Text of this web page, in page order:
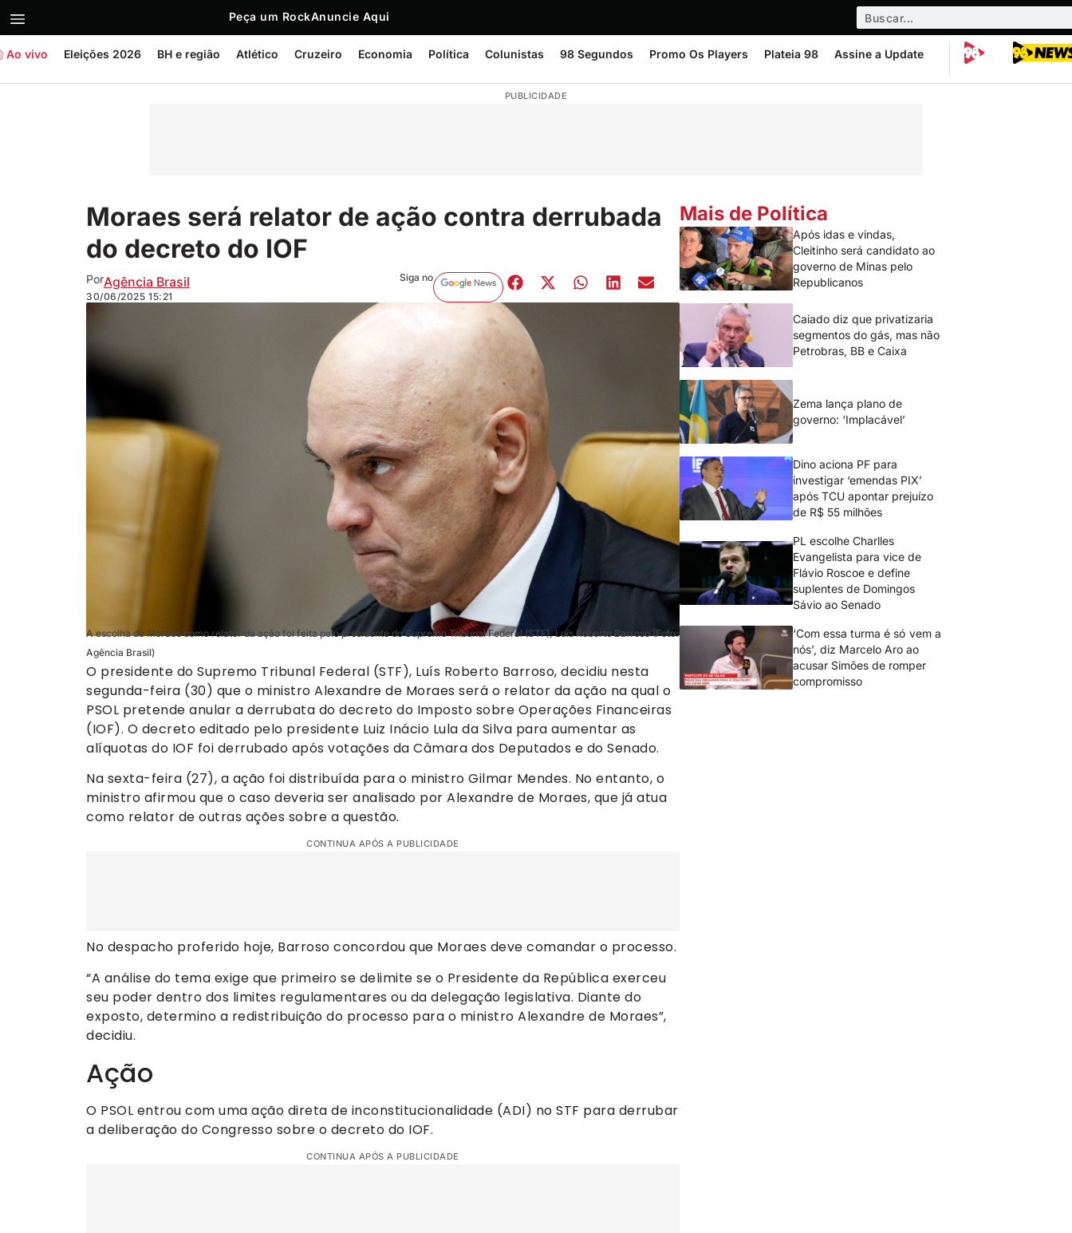
Peça um RockAnuncie Aqui
Ao vivo Eleições 2026 BH e região Atlético Cruzeiro Economia Política Colunistas 98 Segundos Promo Os Players Plateia 98 Assine a Update
PUBLICIDADE
Moraes será relator de ação contra derrubada
do decreto do IOF
PorAgência Brasil
30/06/2025 15:21
Siga no
A escolha de Moraes como relator da ação foi feita pelo presidente do Supremo Tribunal Federal (STF), Luís Roberto Barroso (Foto:
Agência Brasil)
O presidente do Supremo Tribunal Federal (STF), Luís Roberto Barroso, decidiu nesta
segunda-feira (30) que o ministro Alexandre de Moraes será o relator da ação na qual o
PSOL pretende anular a derrubata do decreto do Imposto sobre Operações Financeiras
(IOF). O decreto editado pelo presidente Luiz Inácio Lula da Silva para aumentar as
alíquotas do IOF foi derrubado após votações da Câmara dos Deputados e do Senado.
Na sexta-feira (27), a ação foi distribuída para o ministro Gilmar Mendes. No entanto, o
ministro afirmou que o caso deveria ser analisado por Alexandre de Moraes, que já atua
como relator de outras ações sobre a questão.
CONTINUA APÓS A PUBLICIDADE
No despacho proferido hoje, Barroso concordou que Moraes deve comandar o processo.
“A análise do tema exige que primeiro se delimite se o Presidente da República exerceu
seu poder dentro dos limites regulamentares ou da delegação legislativa. Diante do
exposto, determino a redistribuição do processo para o ministro Alexandre de Moraes”,
decidiu.
Ação
O PSOL entrou com uma ação direta de inconstitucionalidade (ADI) no STF para derrubar
a deliberação do Congresso sobre o decreto do IOF.
CONTINUA APÓS A PUBLICIDADE
Mais de Política
Após idas e vindas,
Cleitinho será candidato ao
governo de Minas pelo
Republicanos
Caiado diz que privatizaria
segmentos do gás, mas não
Petrobras, BB e Caixa
Zema lança plano de
governo: ‘Implacável’
Dino aciona PF para
investigar ‘emendas PIX’
após TCU apontar prejuízo
de R$ 55 milhões
PL escolhe Charlles
Evangelista para vice de
Flávio Roscoe e define
suplentes de Domingos
Sávio ao Senado
‘Com essa turma é só vem a
nós’, diz Marcelo Aro ao
acusar Simões de romper
compromisso